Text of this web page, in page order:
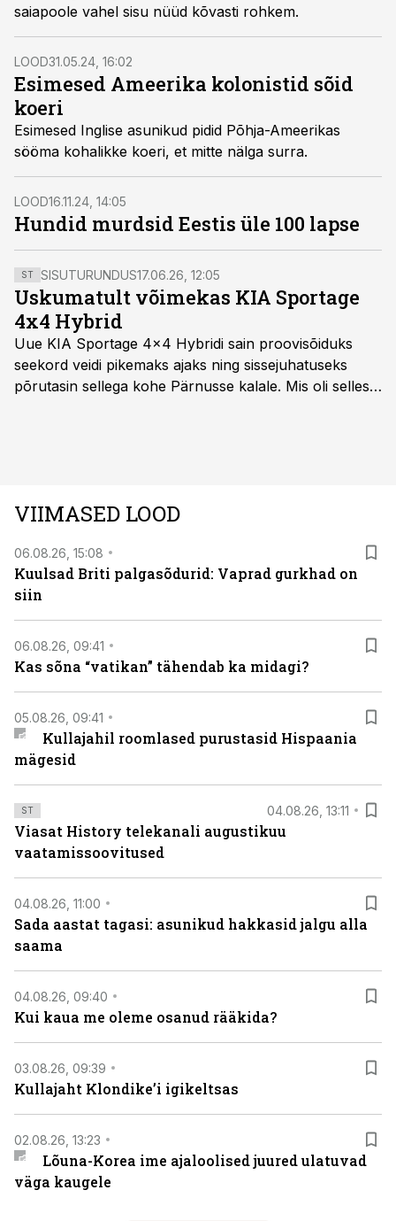
saiapoole vahel sisu nüüd kõvasti rohkem.
LOOD31.05.24, 16:02
Esimesed Ameerika kolonistid sõid
koeri
Esimesed Inglise asunikud pidid Põhja-Ameerikas
sööma kohalikke koeri, et mitte nälga surra.
LOOD16.11.24, 14:05
Hundid murdsid Eestis üle 100 lapse
ST SISUTURUNDUS17.06.26, 12:05
Uskumatult võimekas KIA Sportage
4x4 Hybrid
Uue KIA Sportage 4x4 Hybridi sain proovisõiduks
seekord veidi pikemaks ajaks ning sissejuhatuseks
põrutasin sellega kohe Pärnusse kalale. Mis oli selles
VIIMASED LOOD
06.08.26, 15:08
Kuulsad Briti palgasõdurid: Vaprad gurkhad on
siin
06.08.26, 09:41
Kas sõna “vatikan” tähendab ka midagi?
05.08.26, 09:41
Kullajahil roomlased purustasid Hispaania
mägesid
ST 04.08.26, 13:11
Viasat History telekanali augustikuu
vaatamissoovitused
04.08.26, 11:00
Sada aastat tagasi: asunikud hakkasid jalgu alla
saama
04.08.26, 09:40
Kui kaua me oleme osanud rääkida?
03.08.26, 09:39
Kullajaht Klondike’i igikeltsas
02.08.26, 13:23
Lõuna-Korea ime ajaloolised juured ulatuvad
väga kaugele